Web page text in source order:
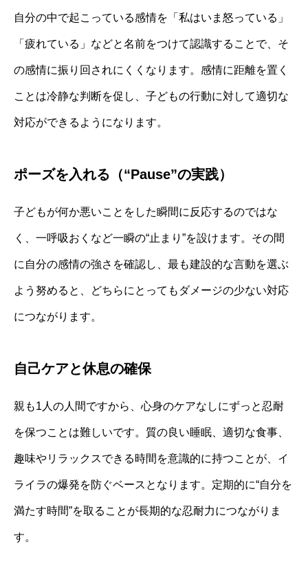
自分の中で起こっている感情を「私はいま怒っている」
「疲れている」などと名前をつけて認識することで、そ
の感情に振り回されにくくなります。感情に距離を置く
ことは冷静な判断を促し、子どもの行動に対して適切な
対応ができるようになります。
ポーズを入れる（“Pause”の実践）
子どもが何か悪いことをした瞬間に反応するのではな
く、一呼吸おくなど一瞬の“止まり”を設けます。その間
に自分の感情の強さを確認し、最も建設的な言動を選ぶ
よう努めると、どちらにとってもダメージの少ない対応
につながります。
自己ケアと休息の確保
親も1人の人間ですから、心身のケアなしにずっと忍耐
を保つことは難しいです。質の良い睡眠、適切な食事、
趣味やリラックスできる時間を意識的に持つことが、イ
ライラの爆発を防ぐベースとなります。定期的に“自分を
満たす時間”を取ることが長期的な忍耐力につながりま
す。